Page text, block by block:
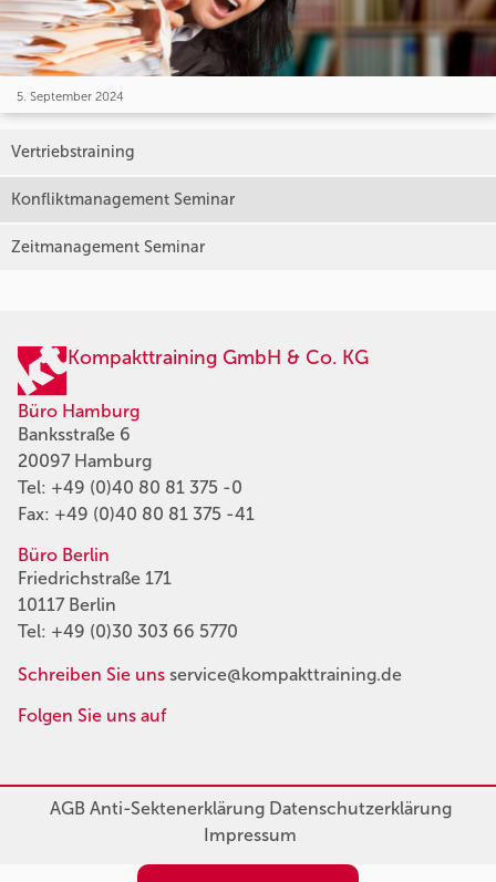
5. September 2024
Vertriebstraining
Konfliktmanagement Seminar
Zeitmanagement Seminar
Kompakttraining GmbH & Co. KG
Büro Hamburg
Banksstraße 6
20097 Hamburg
Tel: +49 (0)40 80 81 375 -0
Fax: +49 (0)40 80 81 375 -41
Büro Berlin
Friedrichstraße 171
10117 Berlin
Tel: +49 (0)30 303 66 5770
Schreiben Sie uns service@kompakttraining.de
Folgen Sie uns auf
AGBAnti-SektenerklärungDatenschutzerklärung
Impressum